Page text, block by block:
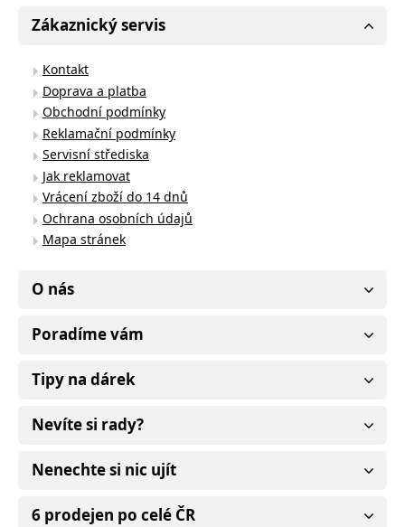
Zákaznický servis
Kontakt
Doprava a platba
Obchodní podmínky
Reklamační podmínky
Servisní střediska
Jak reklamovat
Vrácení zboží do 14 dnů
Ochrana osobních údajů
Mapa stránek
O nás
Poradíme vám
Tipy na dárek
Nevíte si rady?
Nenechte si nic ujít
6 prodejen po celé ČR